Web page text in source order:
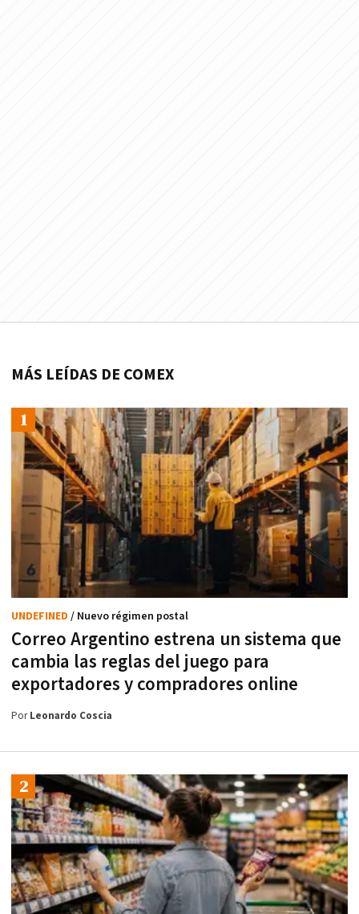
MÁS LEÍDAS DE COMEX
Correo Argentino estrena un sistema que
cambia las reglas del juego para
exportadores y compradores online
UNDEFINED / Nuevo régimen postal
PorLeonardo Coscia